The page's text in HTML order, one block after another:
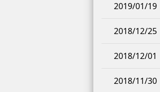
2019/01/19
2018/12/25
2018/12/01
2018/11/30